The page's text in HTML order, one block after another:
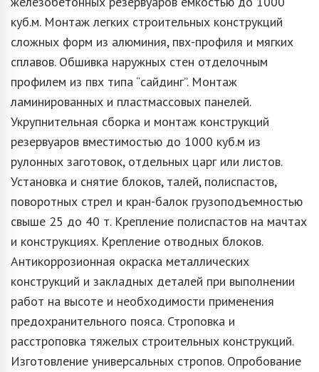
куб.м. Монтаж легких строительных конструкций
сложных форм из алюминия, пвх-профиля и мягких
сплавов. Обшивка наружных стен отделочным
профилем из пвх типа “сайдинг”. Монтаж
ламинированных и пластмассовых панелей.
Укрупнительная сборка и монтаж конструкций
резервуаров вместимостью до 1000 куб.м из
рулонных заготовок, отдельных царг или листов.
Установка и снятие блоков, талей, полиспастов,
поворотных стрел и кран-балок грузоподъемностью
свыше 25 до 40 т. Крепление полиспастов на мачтах
и конструкциях. Крепление отводных блоков.
Антикоррозионная окраска металлических
конструкций и закладных деталей при выполнении
работ на высоте и необходимости применения
предохранительного пояса. Строповка и
расстроповка тяжелых строительных конструкций.
Изготовление универсальных стропов. Опробование